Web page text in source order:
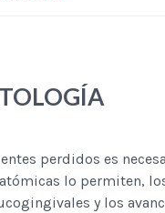
perdidos es
lo permiten,
y los